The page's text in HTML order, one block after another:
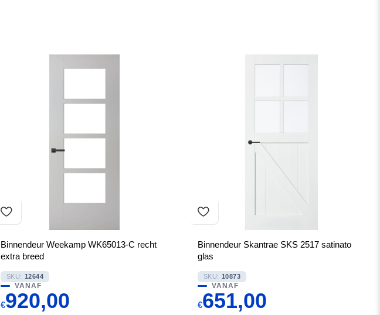
Binnendeur Weekamp WK65013-C recht
extra breed
SKU: 12644
VANAF
€920,00
Binnendeur Skantrae SKS 2517 satinato
glas
SKU: 10873
VANAF
€651,00